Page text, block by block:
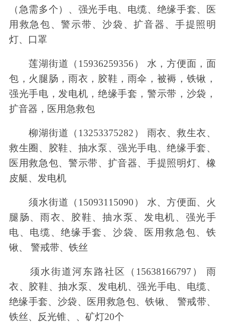
（急需多个）、强光手电、电缆、绝缘手套、医
用救急包、警示带、沙袋、扩音器、手提照明
灯、口罩
莲湖街道（15936259356） 水，方便面，面
包，火腿肠，雨衣，胶鞋，雨伞，被褥，铁锹，
强光手电，发电机，绝缘手套，警示带，沙袋，
扩音器，医用急救包
柳湖街道（13253375282） 雨衣、救生衣、
救生圈、胶鞋、抽水泵、强光手电、绝缘手套、
医用救急包、警示带、扩音器、手提照明灯、橡
皮艇、发电机
须水街道（15093115090） 水、方便面、火
腿肠、雨衣、胶鞋、抽水泵、发电机、强光手
电、电缆、绝缘手套、沙袋、医用救急包、铁
锹、 警戒带、铁丝
须水街道河东路社区（15638166797） 雨
衣、胶鞋、抽水泵、发电机、强光手电、电缆、
绝缘手套、沙袋、医用救急包、铁锹、 警戒带、
铁丝、反光锥、、矿灯20个